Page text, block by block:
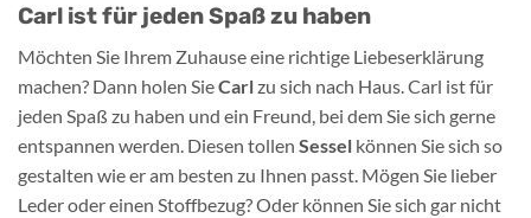
Carl ist für jeden Spaß zu haben
Möchten Sie Ihrem Zuhause eine richtige Liebeserklärung
machen? Dann holen SieCarlzu sich nach Haus. Carl ist für
jeden Spaß zu haben und ein Freund, bei dem Sie sich gerne
entspannen werden. Diesen tollen Sessel können Sie sich so
gestalten wie er am besten zu Ihnen passt. Mögen Sie lieber
Leder oder einen Stoffbezug? Oder können Sie sich gar nicht